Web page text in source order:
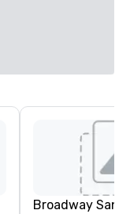
Broadway San